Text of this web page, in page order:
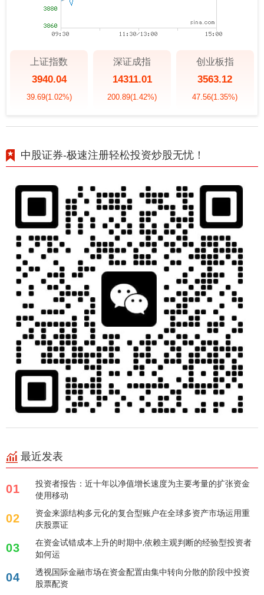
上证指数
3940.04
39.69(1.02%)
深证成指
14311.01
200.89(1.42%)
创业板指
3563.12
47.56(1.35%)
中股证券-极速注册轻松投资炒股无忧！
最近发表
01
投资者报告：近十年以净值增长速度为主要考量的扩张资金
使用移动
02
资金来源结构多元化的复合型账户在全球多资产市场运用重
庆股票证
03
在资金试错成本上升的时期中,依赖主观判断的经验型投资者
如何运
04
透视国际金融市场在资金配置由集中转向分散的阶段中投资
股票配资